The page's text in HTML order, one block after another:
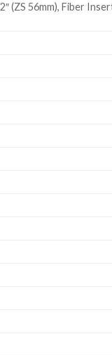
(ZS 56mm), Fiber